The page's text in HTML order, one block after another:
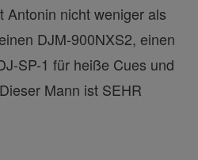
Antonin nicht weniger als
DJM-900NXS2, einen
SP-1 für heiße Cues und
Mann ist SEHR